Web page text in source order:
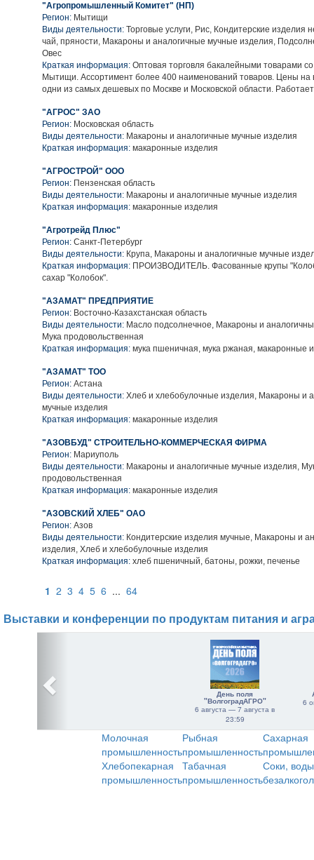
"Агропромышленный Комитет" (НП)
Регион: Мытищи
Виды деятельности: Торговые услуги, Рис, Кондитерские изделия
чай, пряности, Макароны и аналогичные мучные изделия,
Овес
Краткая информация: Оптовая торговля бакалейными товарами со
Мытищи. Ассортимент более 400 наименований товаров. Цены на
одни из самых дешевых по Москве и Московской области.
"АГРОС" ЗАО
Регион: Московская область
Виды деятельности: Макароны и аналогичные мучные изделия
Краткая информация: макаронные изделия
"АГРОСТРОЙ" ООО
Регион: Пензенская область
Виды деятельности: Макароны и аналогичные мучные изделия
Краткая информация: макаронные изделия
"Агротрейд Плюс"
Регион: Санкт-Петербург
Виды деятельности: Крупа, Макароны и аналогичные мучные
Краткая информация: ПРОИЗВОДИТЕЛЬ. Фасованные крупы
сахар "Колобок".
"АЗАМАТ" ПРЕДПРИЯТИЕ
Регион: Восточно-Казахстанская область
Виды деятельности: Масло подсолнечное, Макароны и
Мука продовольственная
Краткая информация: мука пшеничная, мука ржаная, макаронные
"АЗАМАТ" ТОО
Регион: Астана
Виды деятельности: Хлеб и хлебобулочные изделия, Макароны и
мучные изделия
Краткая информация: макаронные изделия
"АЗОВБУД" СТРОИТЕЛЬНО-КОММЕРЧЕСКАЯ ФИРМА
Регион: Мариуполь
Виды деятельности: Макароны и аналогичные мучные изделия,
продовольственная
Краткая информация: макаронные изделия
"АЗОВСКИЙ ХЛЕБ" ОАО
Регион: Азов
Виды деятельности: Кондитерские изделия мучные, Макароны и
изделия, Хлеб и хлебобулочные изделия
Краткая информация: хлеб пшеничный, батоны, рожки, печенье
1 2 3 4 5 6 ... 64
Выставки и конференции по продуктам питания и
День поля
"ВолгоградАГРО"
6 августа — 7 августа в
23:59
6
Молочная
промышленность
Рыбная
промышленность
Сахарная
Хлебопекарная
промышленность
Табачная
промышленность
Соки,